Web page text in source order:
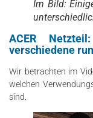
Im Bild:
ACER
verschiedene
Wir betrachten im
welchen
sind.